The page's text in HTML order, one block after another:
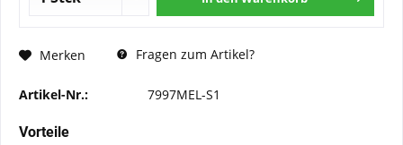
Merken Fragen zum Artikel?
Artikel-Nr.: 7997MEL-S1
Vorteile